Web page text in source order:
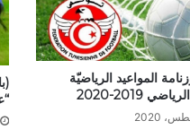
المواعيد الرياضيّة
2019-2020